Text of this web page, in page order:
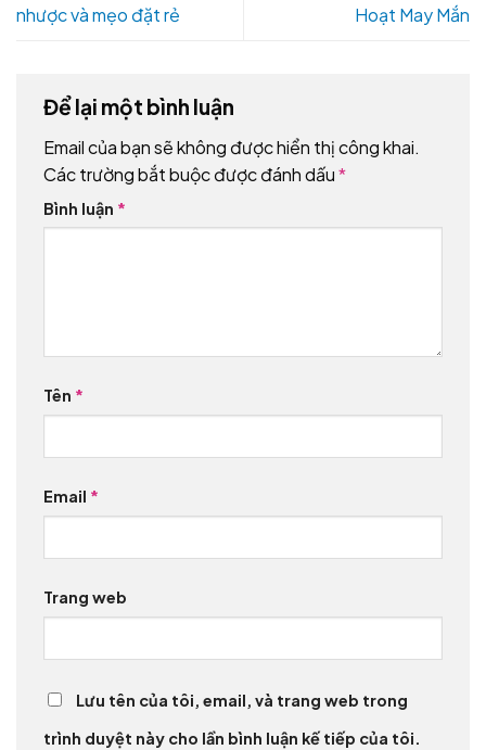
nhược và mẹo đặt rẻ
Hoạt May Mắn
Để lại một bình luận
Email của bạn sẽ không được hiển thị công khai.
Các trường bắt buộc được đánh dấu*
Bình luận *
Tên *
Email *
Trang web
Lưu tên của tôi, email, và trang web trong
trình duyệt này cho lần bình luận kế tiếp của tôi.